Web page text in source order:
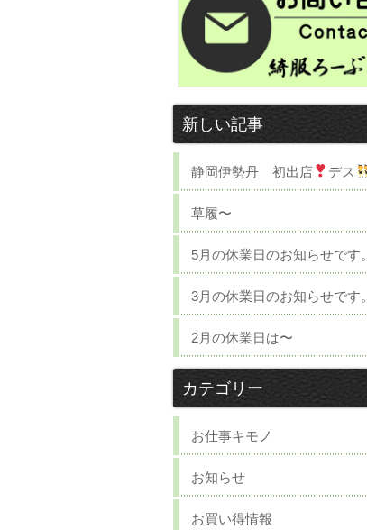
新しい記事
静岡伊勢丹 初出店 デス
草履〜
5月の休業日のお知らせです。
3月の休業日のお知らせです。
2月の休業日は〜
カテゴリー
お仕事キモノ
お知らせ
お買い得情報